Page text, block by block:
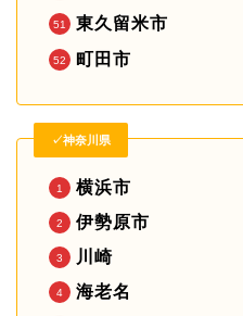
東久留米市
町田市
✓神奈川県
横浜市
伊勢原市
川崎
海老名